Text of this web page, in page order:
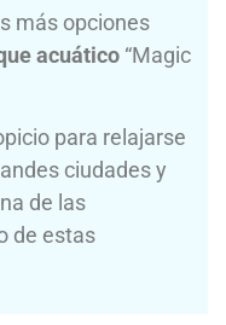
más opciones
acuático “Magic
para relajarse
ciudades y
de las
de estas